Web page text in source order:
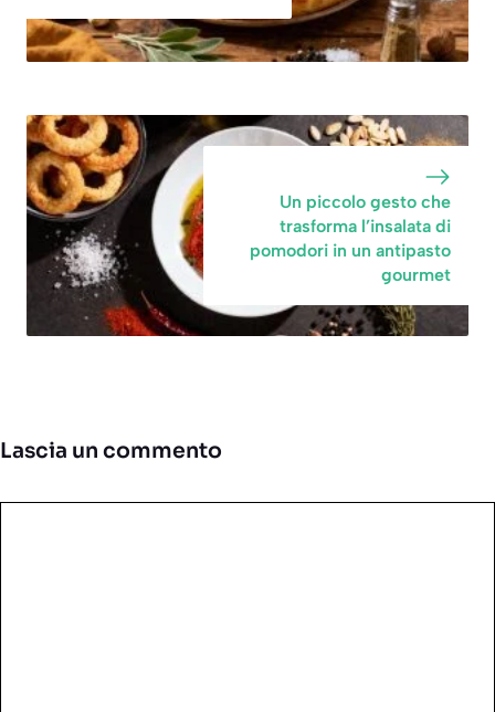
Un piccolo gesto che
trasforma l’insalata di
pomodori in un antipasto
gourmet
Lascia un commento